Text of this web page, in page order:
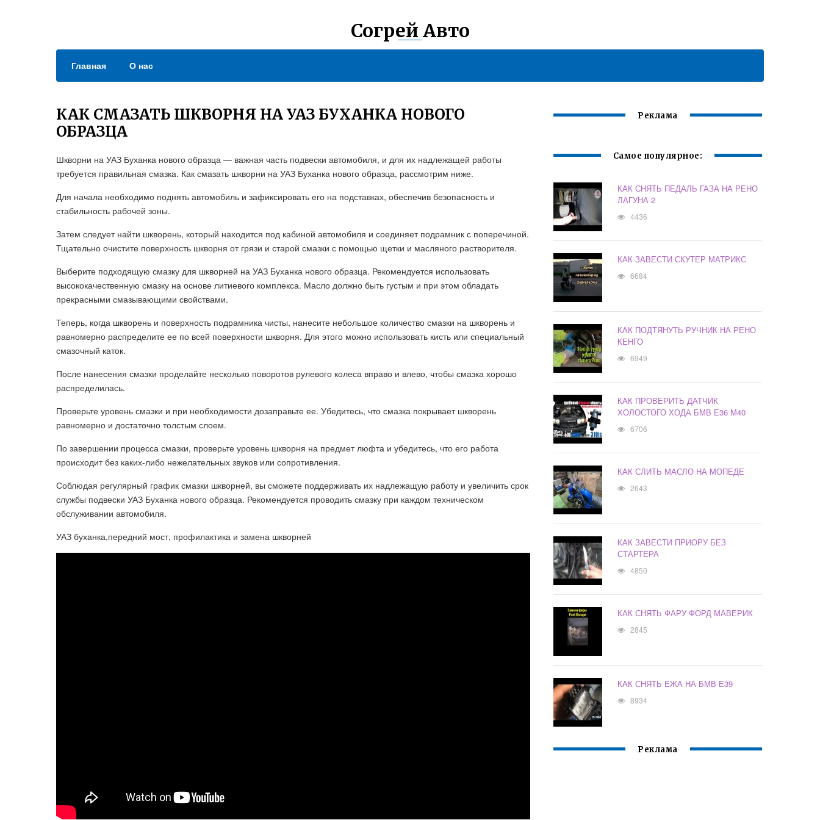
Согрей Авто
Главная О нас
КАК СМАЗАТЬ ШКВОРНЯ НА УАЗ БУХАНКА НОВОГО
ОБРАЗЦА
Шкворни на УАЗ Буханка нового образца — важная часть подвески автомобиля, и для их надлежащей работы
требуется правильная смазка. Как смазать шкворни на УАЗ Буханка нового образца, рассмотрим ниже.
Для начала необходимо поднять автомобиль и зафиксировать его на подставках, обеспечив безопасность и
стабильность рабочей зоны.
Затем следует найти шкворень, который находится под кабиной автомобиля и соединяет подрамник с поперечиной.
Тщательно очистите поверхность шкворня от грязи и старой смазки с помощью щетки и масляного растворителя.
Выберите подходящую смазку для шкворней на УАЗ Буханка нового образца. Рекомендуется использовать
высококачественную смазку на основе литиевого комплекса. Масло должно быть густым и при этом обладать
прекрасными смазывающими свойствами.
Теперь, когда шкворень и поверхность подрамника чисты, нанесите небольшое количество смазки на шкворень и
равномерно распределите ее по всей поверхности шкворня. Для этого можно использовать кисть или специальный
смазочный каток.
После нанесения смазки проделайте несколько поворотов рулевого колеса вправо и влево, чтобы смазка хорошо
распределилась.
Проверьте уровень смазки и при необходимости дозаправьте ее. Убедитесь, что смазка покрывает шкворень
равномерно и достаточно толстым слоем.
По завершении процесса смазки, проверьте уровень шкворня на предмет люфта и убедитесь, что его работа
происходит без каких-либо нежелательных звуков или сопротивления.
Соблюдая регулярный график смазки шкворней, вы сможете поддерживать их надлежащую работу и увеличить срок
службы подвески УАЗ Буханка нового образца. Рекомендуется проводить смазку при каждом техническом
обслуживании автомобиля.
УАЗ буханка,передний мост, профилактика и замена шкворней
Реклама
Самое популярное:
КАК СНЯТЬ ПЕДАЛЬ ГАЗА НА РЕНО
ЛАГУНА 2
4436
КАК ЗАВЕСТИ СКУТЕР МАТРИКС
6684
КАК ПОДТЯНУТЬ РУЧНИК НА РЕНО
КЕНГО
6949
КАК ПРОВЕРИТЬ ДАТЧИК
ХОЛОСТОГО ХОДА БМВ Е36 М40
6706
КАК СЛИТЬ МАСЛО НА МОПЕДЕ
2643
КАК ЗАВЕСТИ ПРИОРУ БЕЗ
СТАРТЕРА
4850
КАК СНЯТЬ ФАРУ ФОРД МАВЕРИК
2845
КАК СНЯТЬ ЕЖА НА БМВ Е39
8934
Реклама